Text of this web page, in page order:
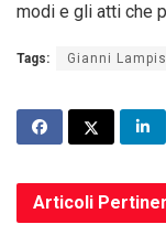
modi e gli atti che
Tags: Gianni Lampis
Articoli